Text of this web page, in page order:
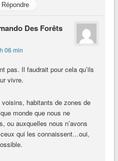
Répondre
Des Forêts
06 min
pas. Il faudrait pour cela qu’ils
vivre.
habitants de zones de
monde que nous ne
ou auxquelles nous n’avons
qui les connaissent…oui,